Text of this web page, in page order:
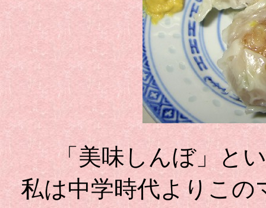
「美味しんぼ」と
私は中学時代よりこ